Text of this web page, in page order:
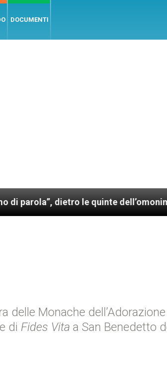
DOCUMENTI
dietro le quinte dell’omonimo film di
delle Monache dell’Adorazione
di Fides Vita a San Benedetto